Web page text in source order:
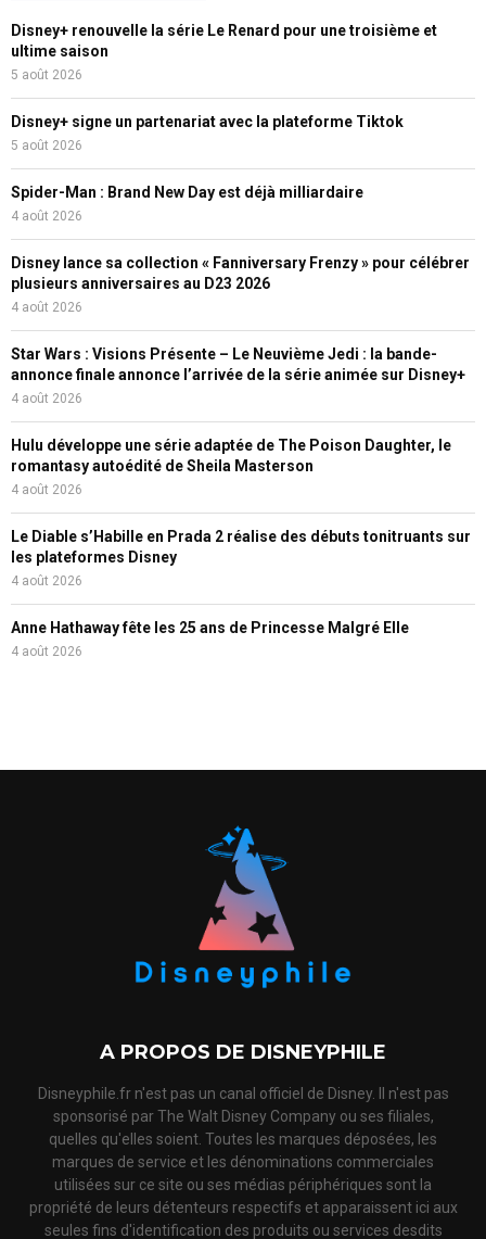
Disney+ renouvelle la série Le Renard pour une troisième et
ultime saison
5 août 2026
Disney+ signe un partenariat avec la plateforme Tiktok
5 août 2026
Spider-Man : Brand New Day est déjà milliardaire
4 août 2026
Disney lance sa collection « Fanniversary Frenzy » pour célébrer
plusieurs anniversaires au D23 2026
4 août 2026
Star Wars : Visions Présente – Le Neuvième Jedi : la bande-
annonce finale annonce l’arrivée de la série animée sur Disney+
4 août 2026
Hulu développe une série adaptée de The Poison Daughter, le
romantasy autoédité de Sheila Masterson
4 août 2026
Le Diable s’Habille en Prada 2 réalise des débuts tonitruants sur
les plateformes Disney
4 août 2026
Anne Hathaway fête les 25 ans de Princesse Malgré Elle
4 août 2026
A PROPOS DE DISNEYPHILE
Disneyphile.fr n'est pas un canal officiel de Disney. Il n'est pas
sponsorisé par The Walt Disney Company ou ses filiales,
quelles qu'elles soient. Toutes les marques déposées, les
marques de service et les dénominations commerciales
utilisées sur ce site ou ses médias périphériques sont la
propriété de leurs détenteurs respectifs et apparaissent ici aux
seules fins d'identification des produits ou services desdits